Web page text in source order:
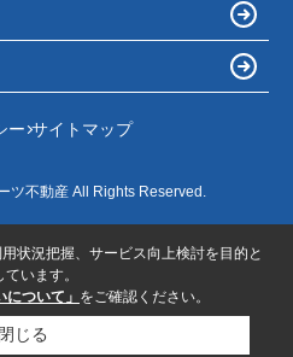
ー サイトマップ
ツ不動産 All Rights Reserved.
状況把握、サービス向上検討を目的と
います。
について」 をご確認ください。
閉じる